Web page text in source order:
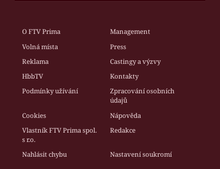
O FTV Prima
Management
Volná místa
Press
Reklama
Castingy a výzvy
HbbTV
Kontakty
Podmínky užívání
Zpracování osobních
údajů
Cookies
Nápověda
Vlastník FTV Prima spol.
s r.o.
Redakce
Nahlásit chybu Nastavení soukromí